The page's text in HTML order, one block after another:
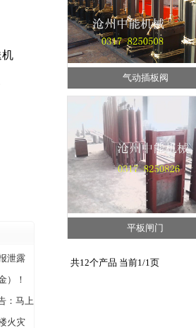
泄露
）！
：马上
火灾
气动插板阀
平板闸门
共12个产品 当前1/1页